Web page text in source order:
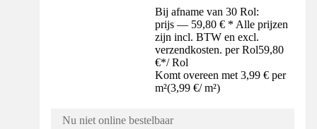
Bij afname van 30 Rol:
prijs — 59,80 € * Alle prijzen
zijn incl. BTW en excl.
verzendkosten. per Rol59,80
€*/ Rol
Komt overeen met 3,99 € per
m²(3,99 €/ m²)
Nu niet online bestelbaar